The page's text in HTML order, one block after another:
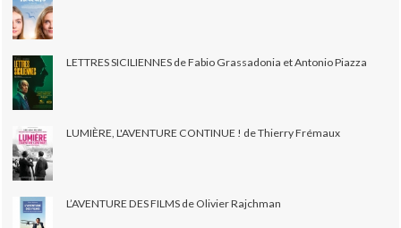
LETTRES SICILIENNES de Fabio Grassadonia et Antonio Piazza
LUMIÈRE, L'AVENTURE CONTINUE ! de Thierry Frémaux
L’AVENTURE DES FILMS de Olivier Rajchman